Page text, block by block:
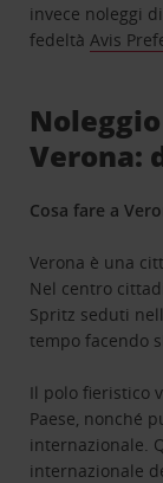
invece noleggi
fedeltà Avis
Verona:
Cosa fare a
Verona è una
Nel centro
Spritz seduti
tempo facendo
Il polo fieristico
Paese, nonché
internazionale.
internazionale